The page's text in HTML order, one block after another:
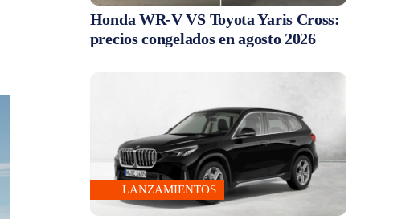
Honda WR-V VS Toyota Yaris Cross:
precios congelados en agosto 2026
LANZAMIENTOS